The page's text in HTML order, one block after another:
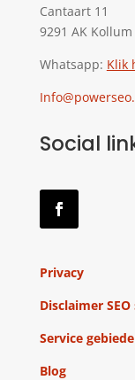
Cantaart 11
9291 AK Kollum
Whatsapp: Klik
Social
Privacy
Disclaimer
Service
Blog